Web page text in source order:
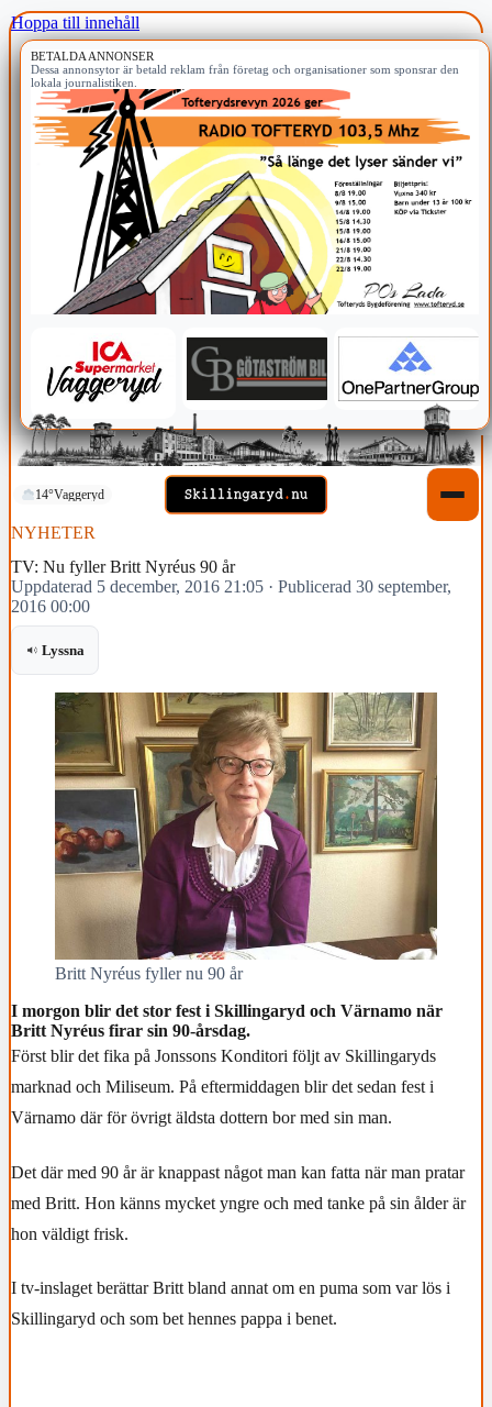
Hoppa till innehåll
BETALDA ANNONSER
Dessa annonsytor är betald reklam från företag och organisationer som sponsrar den
lokala journalistiken.
14°Vaggeryd
NYHETER
TV: Nu fyller Britt Nyréus 90 år
Uppdaterad 5 december, 2016 21:05 · Publicerad 30 september,
2016 00:00
Lyssna
Britt Nyréus fyller nu 90 år
I morgon blir det stor fest i Skillingaryd och Värnamo när
Britt Nyréus firar sin 90-årsdag.
Först blir det fika på Jonssons Konditori följt av Skillingaryds
marknad och Miliseum. På eftermiddagen blir det sedan fest i
Värnamo där för övrigt äldsta dottern bor med sin man.
Det där med 90 år är knappast något man kan fatta när man pratar
med Britt. Hon känns mycket yngre och med tanke på sin ålder är
hon väldigt frisk.
I tv-inslaget berättar Britt bland annat om en puma som var lös i
Skillingaryd och som bet hennes pappa i benet.